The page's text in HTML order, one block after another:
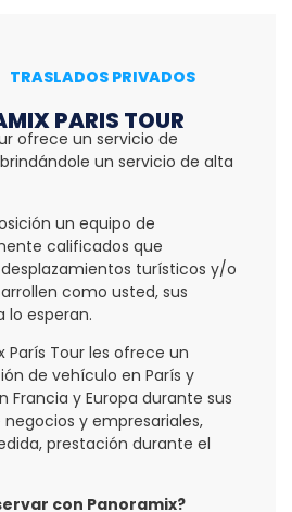
TRASLADOS PRIVADOS
PARIS TOUR
ofrece un servicio de
un servicio de alta
un equipo de
calificados que
turísticos y/o
como usted, sus
lo esperan.
París Tour les ofrece un
de vehículo en París y
Francia y Europa durante sus
y empresariales,
prestación durante el
con Panoramix?